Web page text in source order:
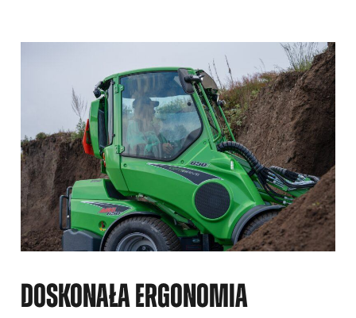
DOSKONAŁA ERGONOMIA